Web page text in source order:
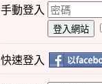
手動登入
登入網站
快速登入